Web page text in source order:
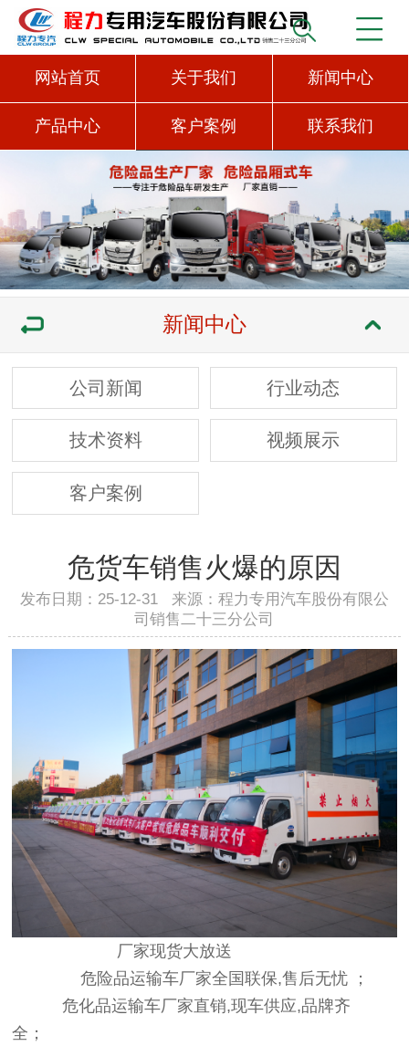
网站首页 关于我们 新闻中心
产品中心 客户案例 联系我们
新闻中心
公司新闻 行业动态
技术资料 视频展示
客户案例
危货车销售火爆的原因
发布日期：25-12-31 来源：程力专用汽车股份有限公
司销售二十三分公司
厂家现货大放送
危险品运输车厂家全国联保,售后无忧 ；
危化品运输车厂家直销,现车供应,品牌齐
全；